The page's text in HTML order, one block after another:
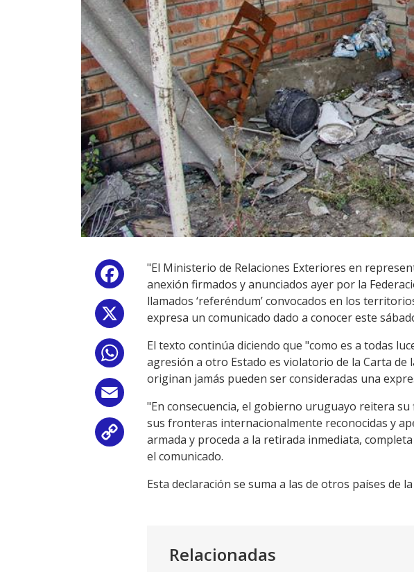
Facebook
WhatsApp
Copy
Link
"El Ministerio de Relaciones Exteriores en
anexión firmados y anunciados ayer por la
llamados ‘referéndum’ convocados en los
expresa un comunicado dado a conocer este
El texto continúa diciendo que "como es a todas
agresión a otro Estado es violatorio de la Carta de
originan jamás pueden ser consideradas una
"En consecuencia, el gobierno uruguayo reitera
sus fronteras internacionalmente reconocidas y
armada y proceda a la retirada inmediata,
el comunicado.
Esta declaración se suma a las de otros países de
Relacionadas